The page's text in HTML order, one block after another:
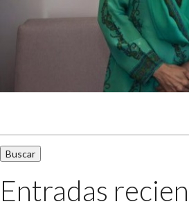
Entradas